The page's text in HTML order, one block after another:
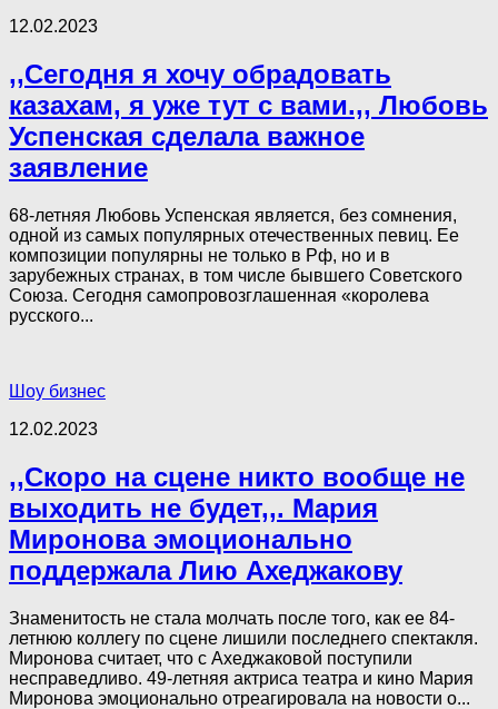
12.02.2023
,,Сегодня я хочу обрадовать
казахам, я уже тут с вами.,, Любовь
Успенская сделала важное
заявление
68-летняя Любовь Успенская является, без сомнения,
одной из самых популярных отечественных певиц. Ее
композиции популярны не только в Рф, но и в
зарубежных странах, в том числе бывшего Советского
Союза. Сегодня самопровозглашенная «королева
русского...
Шоу бизнес
12.02.2023
,,Скоро на сцене никто вообще не
выходить не будет,,. Мария
Миронова эмоционально
поддержала Лию Ахеджакову
Знаменитость не стала молчать после того, как ее 84-
летнюю коллегу по сцене лишили последнего спектакля.
Миронова считает, что с Ахеджаковой поступили
несправедливо. 49-летняя актриса театра и кино Мария
Миронова эмоционально отреагировала на новости о...